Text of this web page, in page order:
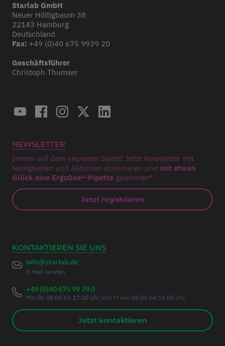
Starlab GmbH
Neuer Höltigbaum 38
22143 Hamburg
Deutschland
Fax: +49 (0)40 675 9939 20
Geschäftsführer
Christoph Thumser
NEWSLETTER
Immer auf dem neuesten Stand! Jetzt Newsletter mit
Neuigkeiten und Aktionen abonnieren und mit etwas
Glück eine ErgoOne®-Pipette gewinnen*.
Jetzt registrieren
KONTAKTIEREN SIE UNS
info@starlab.de
E-Mail senden
+49 (0)40 675 99 39 0
Mo-Do 08.00 bis 17.00 Uhr und Fr von 08.00 bis 16.00 Uhr.
Jetzt kontaktieren